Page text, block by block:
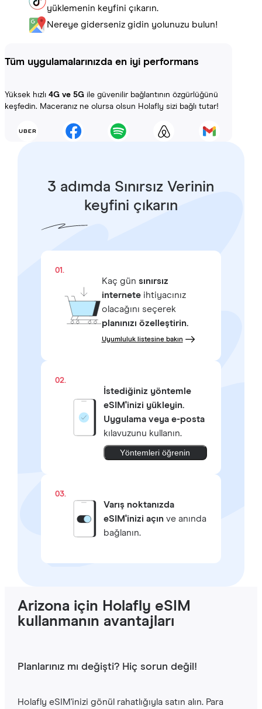
yüklemenin keyfini çıkarın.
Nereye giderseniz gidin yolunuzu bulun!
Tüm uygulamalarınızda en iyi performans
Yüksek hızlı 4G ve 5G ile güvenilir bağlantının özgürlüğünü
keşfedin. Maceranız ne olursa olsun Holafly sizi bağlı tutar!
3 adımda Sınırsız Verinin
keyfini çıkarın
01.
Kaç gün sınırsız
interneteihtiyacınız
olacağını seçerek
planınızı özelleştirin.
Uyumluluk listesine bakın
02.
İstediğiniz yöntemle
eSIM'inizi yükleyin.
Uygulama veya e-posta
kılavuzunu kullanın.
Yöntemleri öğrenin
03.
Varış noktanızda
eSIM'inizi açınve anında
bağlanın.
Arizona için Holafly eSIM
kullanmanın avantajları
Planlarınız mı değişti? Hiç sorun değil!
Holafly eSIM'inizi gönül rahatlığıyla satın alın. Para